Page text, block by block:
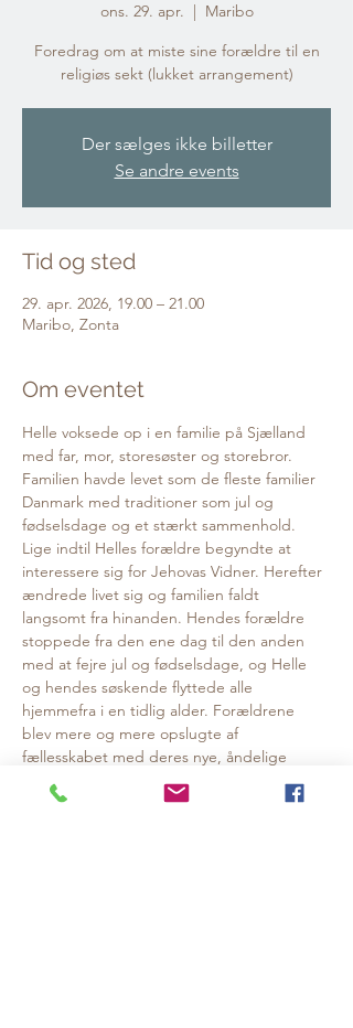
ons. 29. apr.
  |
Maribo
Foredrag om at miste sine forældre til en
religiøs sekt (lukket arrangement)
Der sælges ikke billetter
Se andre events
Tid og sted
29. apr. 2026, 19.00 – 21.00
Maribo, Zonta
Om eventet
Helle voksede op i en familie på Sjælland
med far, mor, storesøster og storebror.
Familien havde levet som de fleste familier
Danmark med traditioner som jul og
fødselsdage og et stærkt sammenhold.
Lige indtil Helles forældre begyndte at
interessere sig for Jehovas Vidner. Herefter
ændrede livet sig og familien faldt
langsomt fra hinanden. Hendes forældre
stoppede fra den ene dag til den anden
med at fejre jul og fødselsdage, og Helle
og hendes søskende flyttede alle
hjemmefra i en tidlig alder. Forældrene
blev mere og mere opslugte af
fællesskabet med deres nye, åndelige
familie mens Helle og hendes søskende
aldrig selv er blevet en del af Jehovas